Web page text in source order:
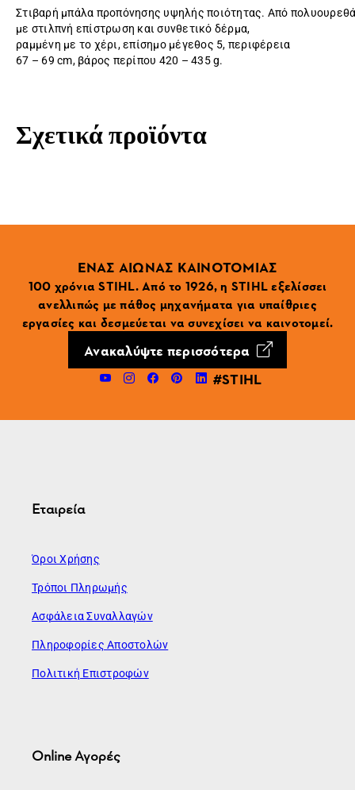
Στιβαρή μπάλα προπόνησης υψηλής ποιότητας. Από
με στιλπνή επίστρωση και συνθετικό δέρμα,
ραμμένη με το χέρι, επίσημο μέγεθος 5, περιφέρεια
67 – 69 cm, βάρος περίπου 420 – 435 g.
Σχετικά προϊόντα
ΕΝΑΣ ΑΙΩΝΑΣ ΚΑΙΝΟΤΟΜΙΑΣ
100 χρόνια STIHL. Από το 1926, η STIHL εξελίσσει
ανελλιπώς με πάθος μηχανήματα για υπαίθριες
εργασίες και δεσμεύεται να συνεχίσει να καινοτομεί.
Ανακαλύψτε περισσότερα
#STIHL
Εταιρεία
Όροι Χρήσης
Τρόποι Πληρωμής
Ασφάλεια Συναλλαγών
Πληροφορίες Αποστολών
Πολιτική Επιστροφών
Online Αγορές